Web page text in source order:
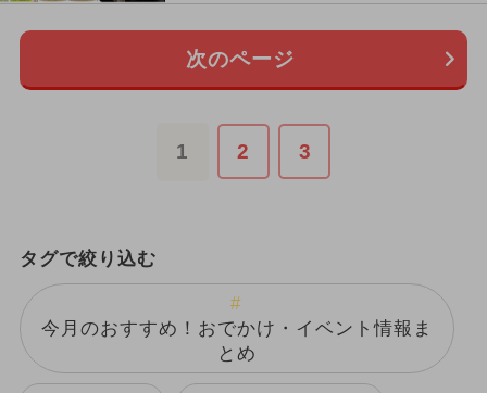
次のページ
1 2 3
タグで絞り込む
今月のおすすめ！おでかけ・イベント情報ま
とめ